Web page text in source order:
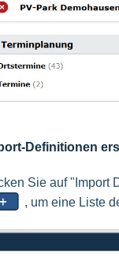
Definitionen
Sie auf "Import
, um eine Liste